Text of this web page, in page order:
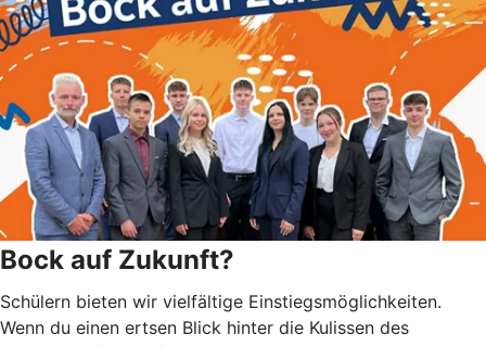
Bock auf Zukunft?
Schülern bieten wir vielfältige Einstiegsmöglichkeiten.
Wenn du einen ertsen Blick hinter die Kulissen des